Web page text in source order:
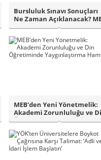
Bursluluk Sınavı Sonuçları
Ne Zaman Açıklanacak?
Tarihi ..
MEB’den Yeni Yönetmelik:
Akademi Zorunluluğu ve
Öğretimi..